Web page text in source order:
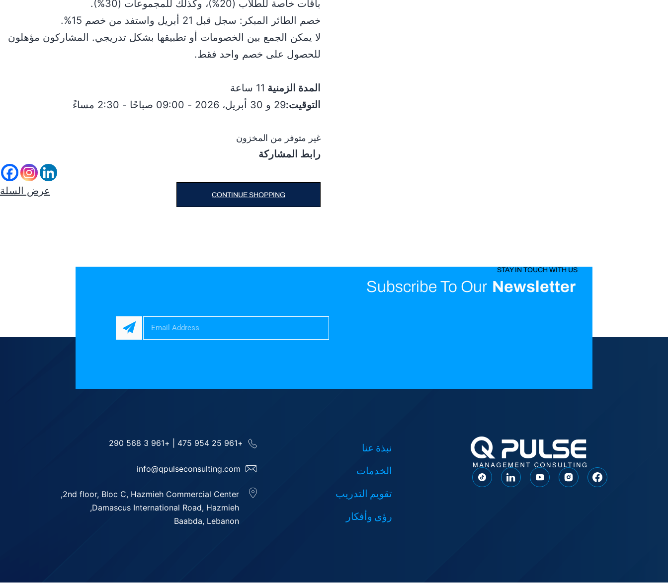
باقات خاصة للطلاب (20%)، وكذلك للمجموعات (30%).
خصم الطائر المبكر: سجل قبل 21 أبريل واستفد من خصم 15%.
لا يمكن الجمع بين الخصومات أو تطبيقها بشكل تدريجي. المشاركون مؤهلون
للحصول على خصم واحد فقط.
المدة الزمنية 11 ساعة
التوقيت:29 و 30 أبريل، 2026 - 09:00 صباحًا - 2:30 مساءً
غير متوفر من المخزون
رابط المشاركة
CONTINUE SHOPPING عرض السلة
STAY IN TOUCH WITH US
Subscribe To Our Newsletter
نبذة عنا
الخدمات
تقويم التدريب
رؤى وأفكار
+961 25 954 475
+961 3 568 290
info@qpulseconsulting.com